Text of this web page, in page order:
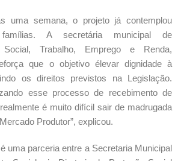
uma semana, o projeto já contemplou
A secretária municipal de
Social, Trabalho, Emprego e Renda,
que o objetivo élevar dignidade à
os direitos previstos na Legislação.
esse processo de recebimento de
é muito difícil sair de madrugada
Produtor”, explicou.
uma parceria entre a Secretaria Municipal